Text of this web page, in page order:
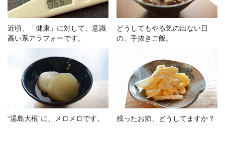
近頃、「健康」に対して、意識
高い系アラフォーです。
どうしてもやる気の出ない日
の、手抜きご飯。
“湯島大根”に、メロメロです。 残ったお節、どうしてますか？